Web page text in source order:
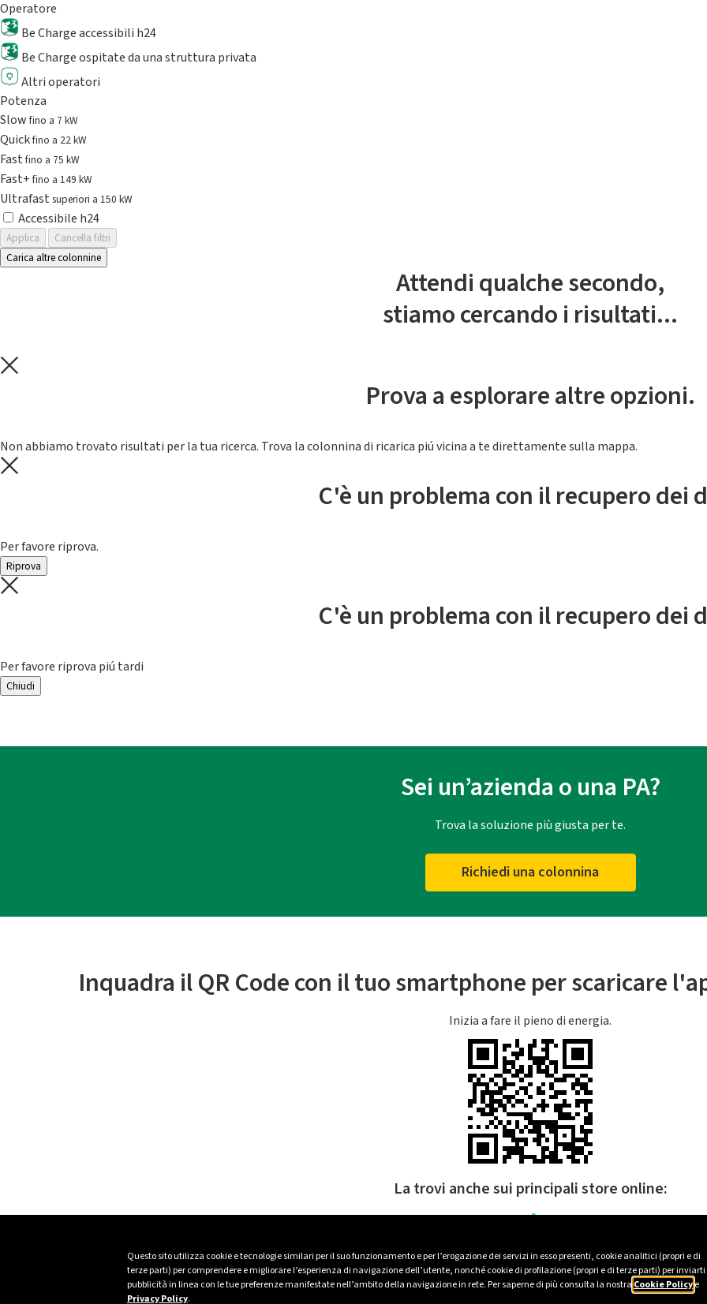
Questo sito utilizza cookie e tecnologie similari per il suo funzionamento e per l’erogazione dei servizi in esso presenti, cookie analitici (propri e di
terze parti) per comprendere e migliorare l’esperienza di navigazione dell’utente, nonché cookie di profilazione (propri e di terze parti) per inviarti
pubblicità in linea con le tue preferenze manifestate nell’ambito della navigazione in rete. Per saperne di più consulta la nostra Cookie Policye
Privacy Policy.
Operatore
Be Charge accessibili h24
Be Charge ospitate da una struttura privata
Altri operatori
Potenza
Slowfino a 7 kW
Quickfino a 22 kW
Fastfino a 75 kW
Fast+fino a 149 kW
Ultrafast superiori a 150 kW
Accessibile h24
Applica
Cancella filtri
Carica altre colonnine
Attendi qualche secondo,
stiamo cercando i risultati...
Prova a esplorare altre opzioni.
Non abbiamo trovato risultati per la tua ricerca. Trova la colonnina di ricarica piú vicina a te direttamente sulla mappa.
C'è un problema con il recupero dei
Per favore riprova.
Riprova
C'è un problema con il recupero dei
Per favore riprova piú tardi
Chiudi
Sei un’azienda o una PA?
Trova la soluzione più giusta per te.
Richiedi una colonnina
Inquadra il QR Code con il tuo smartphone per scaricare
Inizia a fare il pieno di energia.
La trovi anche sui principali store online: